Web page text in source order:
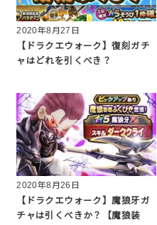
2020年8月27日
【ドラクエウォーク】復刻ガチ
ャはどれを引くべき？
2020年8月26日
【ドラクエウォーク】魔狼牙ガ
チャは引くべきか？【魔狼装